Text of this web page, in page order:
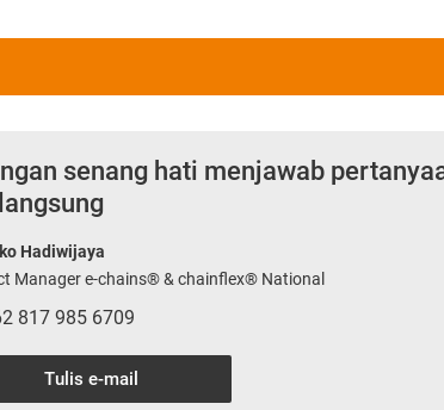
senang hati menjawab
Hadiwijaya
Manager e-chains® & chainflex® National
817 985 6709
Tulis e-mail